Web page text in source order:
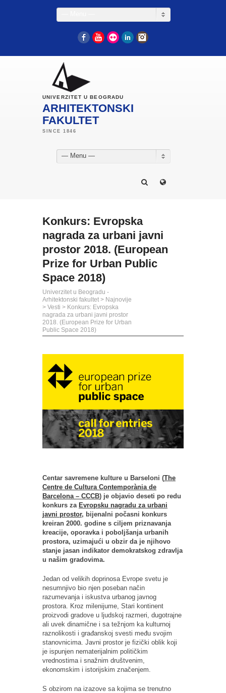
FacebookYouTube
Flickr LinkedIn
UNIVERZITET U BEOGRADU
ARHITEKTONSKI
FAKULTET
— Menu —
Konkurs: Evropska
nagrada za urbani javni
prostor 2018. (European
Prize for Urban Public
Space 2018)
Univerzitet u Beogradu -
Arhitektonski fakultet > Najnovije
> Vesti > Konkurs: Evropska
nagrada za urbani javni prostor
2018. (European Prize for Urban
Public Space 2018)
Centar savremene kulture u Barseloni (The
Centre de Cultura Contemporània de
Barcelona – CCCB) je objavio deseti po redu
konkurs za Evropsku nagradu za urbani
javni prostor, bijenalni počasni konkurs
kreiran 2000. godine s ciljem priznavanja
kreacije, oporavka i poboljšanja urbanih
prostora, uzimajući u obzir da je njihovo
stanje jasan indikator demokratskog zdravlja
u našim gradovima.
Jedan od velikih doprinosa Evrope svetu je
nesumnjivo bio njen poseban način
razumevanja i iskustva urbanog javnog
prostora. Kroz milenijume, Stari kontinent
proizvodi gradove u ljudskoj razmeri, dugotrajne
ali uvek dinamične i sa težnjom ka kulturnoj
raznolikosti i građanskoj svesti među svojim
stanovnicima. Javni prostor je fizički oblik koji
je ispunjen nematerijalnim političkim
vrednostima i snažnim društvenim,
ekonomskim i istorijskim značenjem.
S obzirom na izazove sa kojima se trenutno